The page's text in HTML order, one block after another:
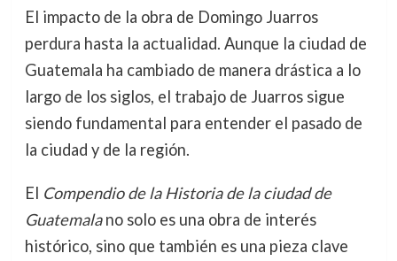
El impacto de la obra de Domingo Juarros
perdura hasta la actualidad. Aunque la ciudad de
Guatemala ha cambiado de manera drástica a lo
largo de los siglos, el trabajo de Juarros sigue
siendo fundamental para entender el pasado de
la ciudad y de la región.
El Compendio de la Historia de la ciudad de
Guatemalano solo es una obra de interés
histórico, sino que también es una pieza clave